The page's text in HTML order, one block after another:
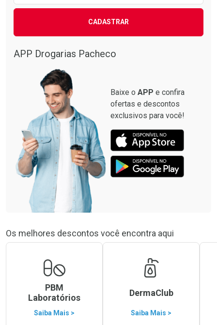
CADASTRAR
APP Drogarias Pacheco
Baixe o APP e confira
ofertas e descontos
exclusivos para você!
Os melhores descontos você encontra aqui
PBM
Laboratórios
Saiba Mais >
DermaClub
Saiba Mais >